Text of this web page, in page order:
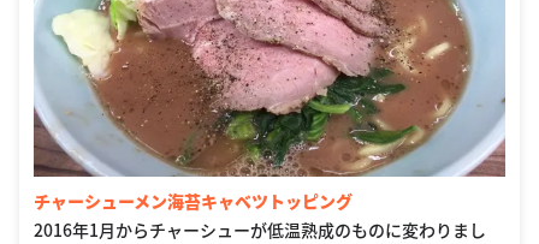
チャーシューメン海苔キャベツトッピング
2016年1月からチャーシューが低温熟成のものに変わりまし